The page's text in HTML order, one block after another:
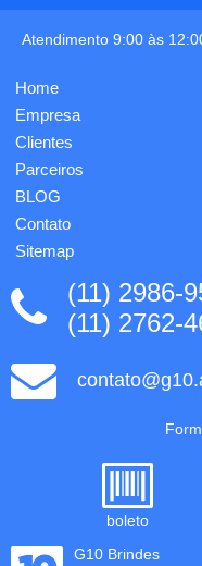
personalizadas
lombada
quadrada,
miolo
com
100 f...
Atendimento 9:00 às
Home
Empresa
Clientes
Parceiros
BLOG
Contato
Sitemap
(11) 2986-
(11) 2762-
boleto
G10 Brindes